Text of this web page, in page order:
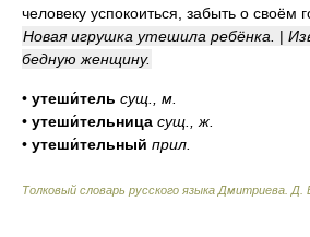
человеку успокоиться, забыть о своём
Новая игрушка утешила ребёнка.
|
бедную женщину.
• утеши́тель сущ.
м.
• утеши́тельница сущ.
ж.
• утеши́тельный прил.
Толковый словарь русского языка Дмитриева Д.